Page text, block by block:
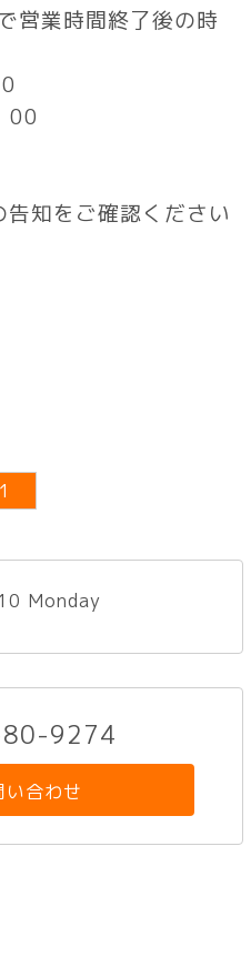
営業時間終了後の時
00
知をご確認ください
1
Monday
9274
い合わせ